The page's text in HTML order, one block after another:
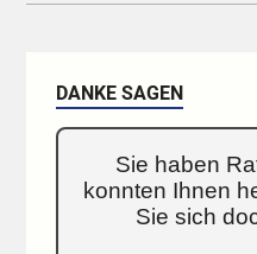
DANKE SAGEN
Sie haben
konnten Ihnen
Sie sich